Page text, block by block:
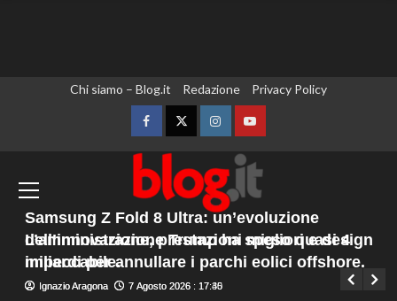
Chi siamo – Blog.it Redazione Privacy Policy
FacebookTwitterInstagramYouTube
Menu
principale
Kallas “Dall’Ue nuove sanzioni contro
persone legate a un apparato militare
russo”
Giuseppe Recca 7 Agosto 2026 : 14:00
Samsung Z Fold 8 Ultra: un’evoluzione
dell’innovazione, prestazioni migliori e design
impeccabile.
Ignazio Aragona 7 Agosto 2026 : 17:40
L’amministrazione Trump ha speso quasi 4
miliardi per annullare i parchi eolici offshore.
Ignazio Aragona 7 Agosto 2026 : 17:35
Dove Cameron in Italia: vacanze da
sogno con le amiche prima del
matrimonio con Damiano David.
Lorella Cuccarini compie 61 anni:
“Ho l’energia di una ventenne!”
Federica Pellegrini compie 38 anni: